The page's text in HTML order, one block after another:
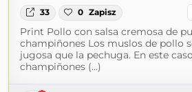
33 0 Zapisz
Print Pollo con salsa cremosa de
champiñones Los muslos de pollo
jugosa que la pechuga. En este
champiñones (...)